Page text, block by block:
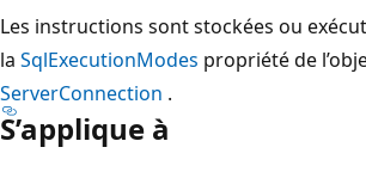
Les instructions sont stockées ou
la SqlExecutionModes propriété de
ServerConnection .
S’applique à